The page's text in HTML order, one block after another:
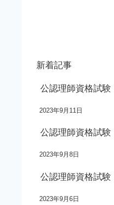
新着記事
公認理師資格試
2023年9月11日
公認理師資格試
2023年9月8日
公認理師資格試
2023年9月6日